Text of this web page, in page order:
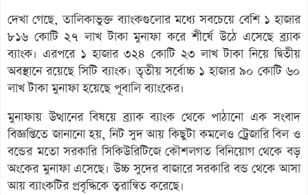
দেখা গেছে, তালিকাভুক্ত ব্যাংকগুলোর মধ্যে সবচেয়ে বেশি ১ হাজার
৮১৬ কোটি ২৭ লাখ টাকা মুনাফা করে শীর্ষে উঠে এসেছে ব্র্যাক
ব্যাংক। এরপরে ১ হাজার ৩২৪ কোটি ২৩ লাখ টাকা নিয়ে দ্বিতীয়
অবস্থানে রয়েছে সিটি ব্যাংক। তৃতীয় সর্বোচ্চ ১ হাজার ৯০ কোটি ৬০
লাখ টাকা মুনাফা হয়েছে পূবালি ব্যাংকের।
মুনাফায় উত্থানের বিষয়ে ব্র্যাক ব্যাংক থেকে পাঠানো এক সংবাদ
বিজ্ঞপ্তিতে জানানো হয়, নিট সুদ আয় কিছুটা কমলেও ট্রেজারি বিল ও
বন্ডের মতো সরকারি সিকিউরিটিজে কৌশলগত বিনিয়োগ থেকে বড়
অংকের মুনাফা এসেছে। উচ্চ সুদের বাজারে সরকারি বন্ড থেকে আসা
আয় ব্যাংকটির প্রবৃদ্ধিকে ত্বরান্বিত করেছে।